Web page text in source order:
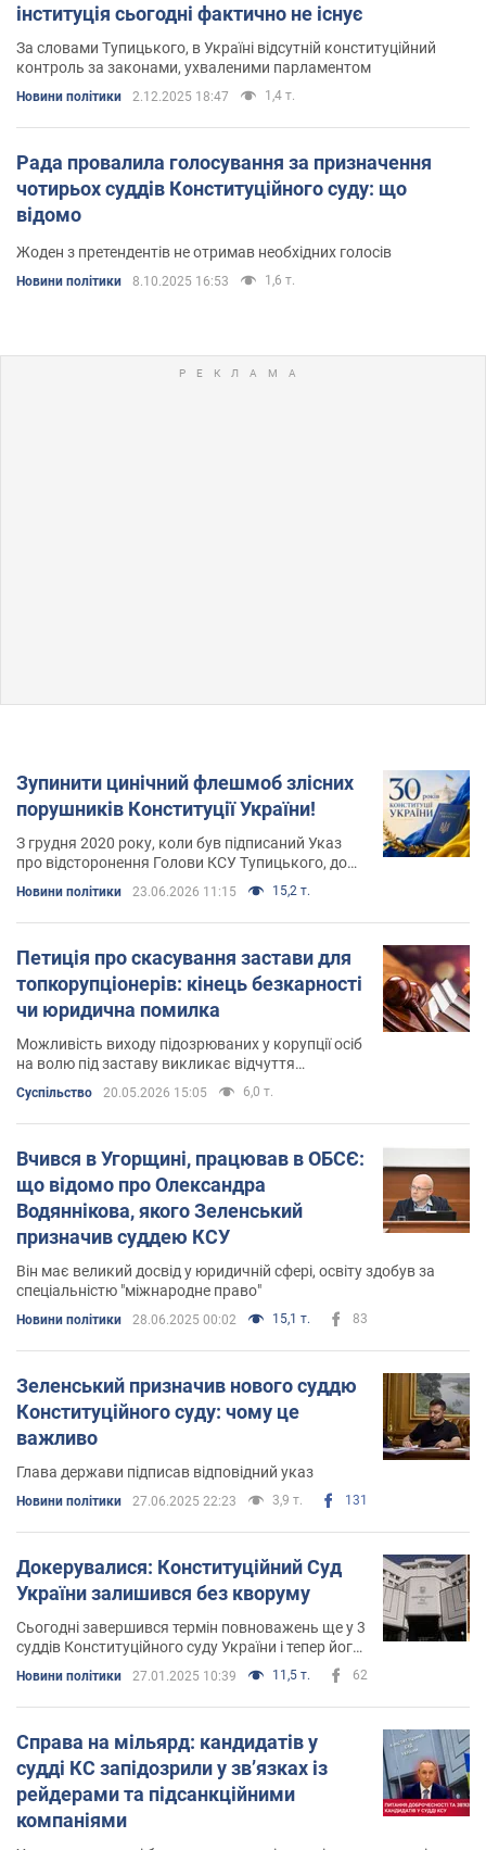
інституція сьогодні фактично не існує
За словами Тупицького, в Україні відсутній конституційний
контроль за законами, ухваленими парламентом
Новини політики 2.12.2025 18:47 1,4 т.
Рада провалила голосування за призначення
чотирьох суддів Конституційного суду: що
відомо
Жоден з претендентів не отримав необхідних голосів
Новини політики 8.10.2025 16:53 1,6 т.
Зупинити цинічний флешмоб злісних
порушників Конституції України!
З грудня 2020 року, коли був підписаний Указ
про відсторонення Голови КСУ Тупицького, до
сьогодні в ньому немає повноважного Голови.
Нині в КСУ – 13 суддів, що фактично
унеможливлює розгляд найбільш резонансних
Новини політики 23.06.2026 11:15 15,2 т.
Петиція про скасування застави для
топкорупціонерів: кінець безкарності
чи юридична помилка
Можливість виходу підозрюваних у корупції осіб
на волю під заставу викликає відчуття
несправедливості в суспільстві
Суспільство 20.05.2026 15:05 6,0 т.
Вчився в Угорщині, працював в ОБСЄ:
що відомо про Олександра
Водяннікова, якого Зеленський
призначив суддею КСУ
Він має великий досвід у юридичній сфері, освіту здобув за
спеціальністю "міжнародне право"
Новини політики 28.06.2025 00:02 15,1 т. 83
Зеленський призначив нового суддю
Конституційного суду: чому це
важливо
Глава держави підписав відповідний указ
Новини політики 27.06.2025 22:23 3,9 т. 131
Докерувалися: Конституційний Суд
України залишився без кворуму
Сьогодні завершився термін повноважень ще у 3
суддів Конституційного суду України і тепер його
фактична чисельність зменшилася до 11
Новини політики 27.01.2025 10:39 11,5 т. 62
Справа на мільярд: кандидатів у
судді КС запідозрили у зв’язках із
рейдерами та підсанкційними
компаніями